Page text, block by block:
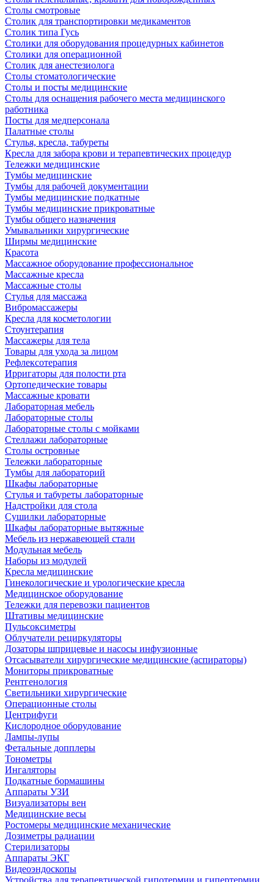
Столы смотровые
Столик для транспортировки медикаментов
Столик типа Гусь
Столики для оборудования процедурных кабинетов
Столики для операционной
Столик для анестезиолога
Столы стоматологические
Столы и посты медицинские
Столы для оснащения рабочего места медицинского
работника
Посты для медперсонала
Палатные столы
Стулья, кресла, табуреты
Кресла для забора крови и терапевтических процедур
Тележки медицинские
Тумбы медицинские
Тумбы для рабочей документации
Тумбы медицинские подкатные
Тумбы медицинские прикроватные
Тумбы общего назначения
Умывальники хирургические
Ширмы медицинские
Красота
Массажное оборудование профессиональное
Массажные кресла
Массажные столы
Стулья для массажа
Вибромассажеры
Кресла для косметологии
Стоунтерапия
Массажеры для тела
Товары для ухода за лицом
Рефлексотерапия
Ирригаторы для полости рта
Ортопедические товары
Массажные кровати
Лабораторная мебель
Лабораторные столы
Лабораторные столы с мойками
Стеллажи лабораторные
Столы островные
Тележки лабораторные
Тумбы для лабораторий
Шкафы лабораторные
Стулья и табуреты лабораторные
Надстройки для стола
Сушилки лабораторные
Шкафы лабораторные вытяжные
Мебель из нержавеющей стали
Модульная мебель
Наборы из модулей
Кресла медицинские
Гинекологические и урологические кресла
Медицинское оборудование
Тележки для перевозки пациентов
Штативы медицинские
Пульсоксиметры
Облучатели рециркуляторы
Дозаторы шприцевые и насосы инфузионные
Отсасыватели хирургические медицинские (аспираторы)
Мониторы прикроватные
Рентгенология
Светильники хирургические
Операционные столы
Центрифуги
Кислородное оборудование
Лампы-лупы
Фетальные допплеры
Тонометры
Ингаляторы
Подкатные бормашины
Аппараты УЗИ
Визуализаторы вен
Медицинские весы
Ростомеры медицинские механические
Дозиметры радиации
Стерилизаторы
Аппараты ЭКГ
Видеоэндоскопы
Устройства для терапевтической гипотермии и гипертермии